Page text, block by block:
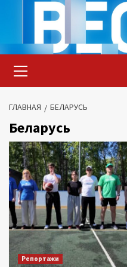
содержимому
меню
ГЛАВНАЯ БЕЛАРУСЬ
Беларусь
Репортажи